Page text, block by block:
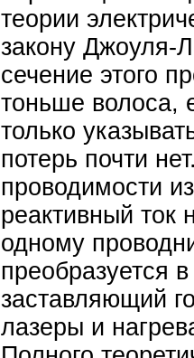
теории
закону Джоуля-
сечение этого
тоньше волоса,
только
потерь почти
проводимости
реактивный ток
одному
преобразуется
заставляющий
лазеры и